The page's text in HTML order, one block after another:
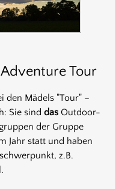
Tour
den Mädels "Tour" –
Sie sind das Outdoor-
der Gruppe
Jahr statt und haben
z.B.